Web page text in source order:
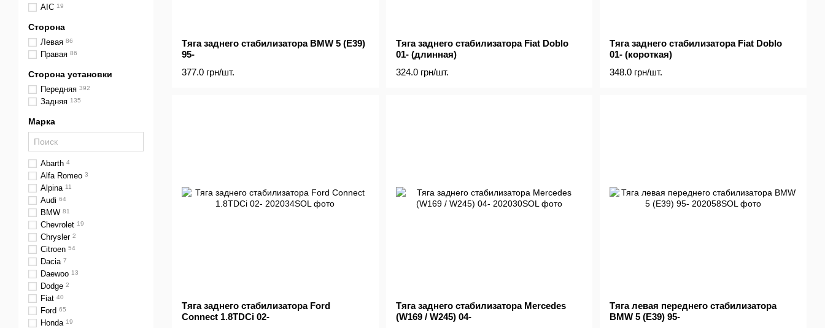
Тяга заднего стабилизатора BMW 5 (E39)
95-
377.0 грн/шт.
Тяга заднего стабилизатора Fiat Doblo
01- (длинная)
324.0 грн/шт.
Тяга заднего стабилизатора Fiat Doblo
01- (короткая)
348.0 грн/шт.
Тяга заднего стабилизатора Ford
Connect 1.8TDCi 02-
Тяга заднего стабилизатора Mercedes
(W169 / W245) 04-
Тяга левая переднего стабилизатора
BMW 5 (E39) 95-
AIC 19
Сторона
Левая 86
Правая 86
Сторона установки
Передняя 392
Задняя 135
Марка
Abarth 4
Alfa Romeo 3
Alpina 11
Audi 64
BMW 81
Chevrolet 19
Chrysler 2
Citroen 54
Dacia 7
Daewoo 13
Dodge 2
Fiat 40
Ford 65
Honda 19